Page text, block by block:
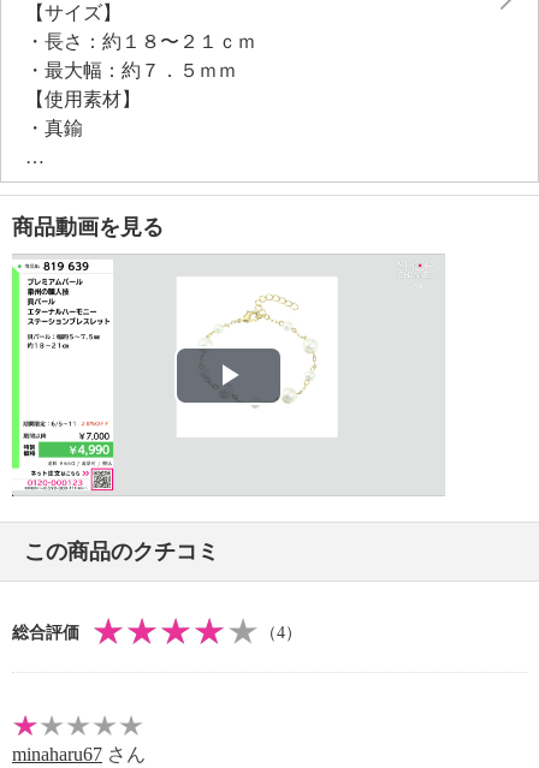
【サイズ】
・長さ：約１８〜２１ｃｍ
・最大幅：約７．５ｍｍ
【使用素材】
・真鍮
【メッキ素材】
・材質：ゴールドトーンコート
【その他】
・個体差あり
【原産国（地）】
・日本製
商品動画を見る
Play
この商品のクチコミ
総合評価 （4）
minaharu67 さん